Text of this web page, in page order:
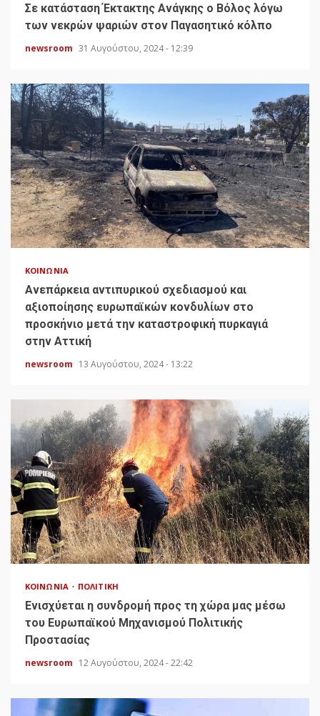
Σε κατάσταση Έκτακτης Ανάγκης ο Βόλος λόγω
των νεκρών ψαριών στον Παγασητικό κόλπο
newsroom 31 Αυγούστου, 2024 - 12:39
ΚΟΙΝΩΝΊΑ
Ανεπάρκεια αντιπυρικού σχεδιασμού και
αξιοποίησης ευρωπαϊκών κονδυλίων στο
προσκήνιο μετά την καταστροφική πυρκαγιά
στην Αττική
newsroom 13 Αυγούστου, 2024 - 13:22
ΚΟΙΝΩΝΊΑ ΠΟΛΙΤΙΚΉ
Ενισχύεται η συνδρομή προς τη χώρα μας μέσω
του Ευρωπαϊκού Μηχανισμού Πολιτικής
Προστασίας
newsroom 12 Αυγούστου, 2024 - 22:42